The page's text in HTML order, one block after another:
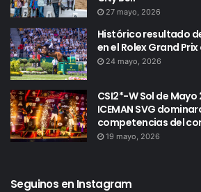
27 mayo, 2026
Histórico resultado
en el Rolex Grand
24 mayo, 2026
CSI2*-W Sol de Mayo
ICEMAN SVG
competencias del
19 mayo, 2026
Seguinos en Instagram